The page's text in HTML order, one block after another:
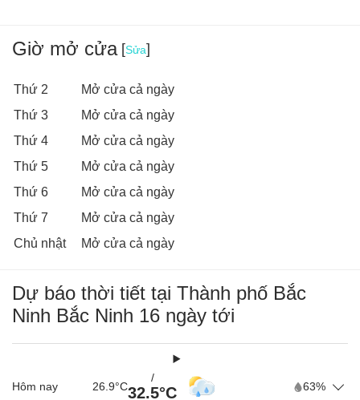
Giờ mở cửa [Sửa]
Thứ 2
Mở cửa cả ngày
Thứ 3
Mở cửa cả ngày
Thứ 4
Mở cửa cả ngày
Thứ 5
Mở cửa cả ngày
Thứ 6
Mở cửa cả ngày
Thứ 7
Mở cửa cả ngày
Chủ nhật
Mở cửa cả ngày
Dự báo thời tiết tại Thành phố Bắc
Ninh Bắc Ninh 16 ngày tới
Hôm nay 26.9°C
/
32.5°C 63%